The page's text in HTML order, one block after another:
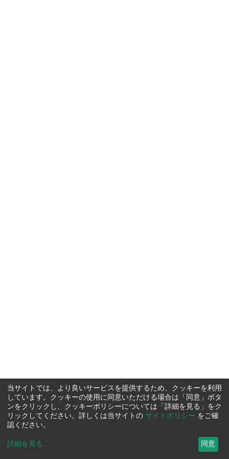
当サイトでは、より良いサービスを提供するため、クッキーを利用
しています。クッキーの使用に同意いただける場合は「同意」ボタ
ンをクリックし、クッキーポリシーについては「詳細を見る」をク
リックしてください。詳しくは当サイトの サイトポリシー をご確
認ください。
詳細を見る ... 同意